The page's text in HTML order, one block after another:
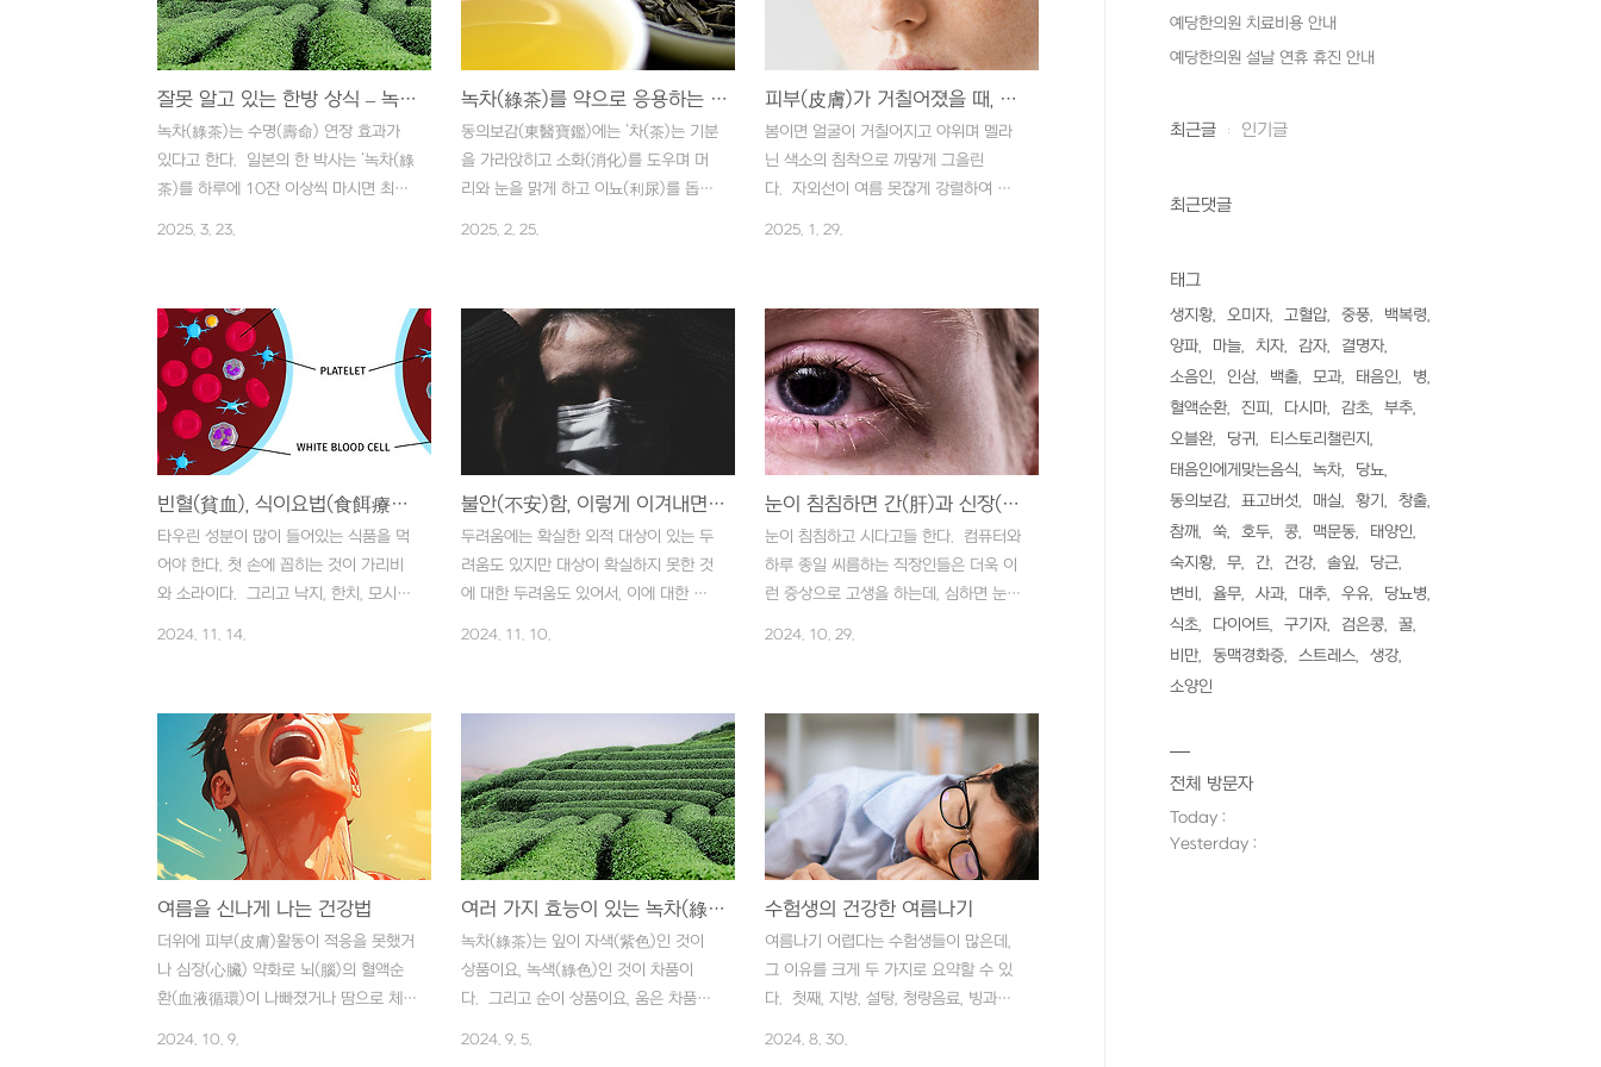
다. 역시 가장 중요한 성분은 알칼로이드
(alkaloid) 계열인 카페인(caffeine),
테오필린(theophylline) 등이며 이것이
중추신경(中樞神經), 심장(心臟), 신장
(腎臟) 등에 대해 강력한 흥분(興奮)작
용을 지니고 있다. 같은 분량끼리 비교한
다면 녹차(綠茶)는 커피(coffee)보다도
차(綠茶)를 재배하여 불교(佛敎)의 융성
과 더불어 녹차(綠茶) 마시기를 숭상하
여 운치 있는 다기(茶器)도 많이 만들어
낸 역사를 지니고 있다. 일본은 우리나라
에서 차(茶) 마시는 법을 배워갔는데도
불구하고 요즘 와서는 우리의 녹차(綠
茶) 마시는 법은 거의 없어지고 녹차(綠
르기까지..
섭취하면 수면장애(睡眠障礙), 위장장애
(胃腸障碍) 또는 심장(心臟)에 좋지 않
은 작용을 한다는 것은 누구나 다 잘 알
고 있지만, 막상 커피 대신 마실 차(茶)가
있는지를 생각해 보면, 적당한 것이 없다
는 것이 더 큰 문제이다. 녹차(綠茶), 약
차(藥茶)를 비롯해서 여러 가지 국산차
잘못 알고 있는 한방 상식 – 녹차(綠茶)는 많이 마실수록 좋다?
녹차(綠茶)는 수명(壽命) 연장 효과가
있다고 한다. 일본의 한 박사는 ‘녹차(綠
茶)를 하루에 10잔 이상씩 마시면 최소
역학적 분석 방법을 활용하여 연구한 결
과라고 한다. 또 녹차(綠茶)는 심혈관
(心血管) 질환이나 암(癌) 예방에도 효
과적이라고 하며, 중금속(重金屬)의 체
내 축적을 억제하는 효과 또한 뛰어나서
카드뮴(cadmium)을 비롯하여 중금속
(重金屬) 제거 및 해독(解毒)작용에 효
과적이라고 한다. 따라서 공해(公害)에
무방비 상태로 방치된 현대인에게 녹차
(綠茶)는 가장 반가운 구세주가 아닐 수
2025. 3. 23.
녹차(綠茶)를 약으로 응용하는 방법
동의보감(東醫寶鑑)에는 ‘차(茶)는 기분
을 가라앉히고 소화(消化)를 도우며 머
리와 눈을 맑게 하고 이뇨(利尿)를 돕고
이나 눈의 충혈(充血)을 풀고 소변(小
便)을 순조롭게 배출시켜서 푸석푸석 붓
는 부종(浮腫)을 없애며, 입안이 건조해
지면서 구취(口臭)가 심할 때 좋다는 것
이다. 동의보감(東醫寶鑑)에는 또 이렇
게 표현하고 있다. ‘오래 마시면 지방(脂
肪)이 적어지고 몸이 날씬해지니 지나치
게 뚱뚱한 자는 가히 복용하도록 하
라.’ 그러니까 체지방(體脂肪)을 감소시
켜 비만증(肥滿症)을 개선하며 혈중 지
環)을 원활하게..
2025. 2. 25.
피부(皮膚)가 거칠어졌을 때, 우유식초에 녹차(綠茶)를 타서 마시면 좋다.
봄이면 얼굴이 거칠어지고 야위며 멜라
닌 색소의 침착으로 까맣게 그을린
다. 자외선이 여름 못잖게 강렬하여 기
나 봄 타는 춘곤증(春困症)에 시달려 전
신 영양의 균형이 깨져 잔주름까지 늘어
나기도 한다. 까닭에 봄을 이길 수 있는
체력을 키우는 것이 우선이다. 우선 충
분한 수면(睡眠)과 휴식(休息)이 필요하
다. ‘미인은 잠꾸러기’라는 말도 있듯이
긴장을 풀고 적당한 운동으로 마음을 이
완시켜야 한다. 피부(皮膚)는 ‘마음의 거
울’이기 때문이다. ‘변비(便祕)는 미용의
적’이므로 쾌변(快便)을 유도해야 하고
를 통해..
2025. 1. 29.
빈혈(貧血), 식이요법(食餌療法)으로 물리칠 수 있다.
타우린 성분이 많이 들어있는 식품을 먹
어야 한다. 첫 손에 꼽히는 것이 가리비
와 소라이다. 그리고 낙지, 한치, 모시조
지지만 그 수가 극단적으로 적어진
다. 어린이는 성장(成長) 장애가 일어날
수 있고 중년은 심장(心臟) 박동이 불규
칙해질 수 있다. 노년이라면 치매(癡呆)
등을 일으킬 수 있고 여성은 불임(不姙)
에 이를 수도 있다. 컴프리라는 식물에
이 성분이 많이 들어있기 때문에 유럽에
서는 컴프리를 ‘빨간 비타민’이라고 불러
왔을 정도이다. 생즙을 내어 먹어도 좋
고, 설탕에 켜켜이 재워 숙성시킨 후 마
2024. 11. 14.
불안(不安)함, 이렇게 이겨내면 된다.
두려움에는 확실한 외적 대상이 있는 두
려움도 있지만 대상이 확실하지 못한 것
에 대한 두려움도 있어서, 이에 대한 걱
막연한 두려움까지 포괄하면서도 국민적
공감대를 형성한 광범위한 불안(不安)이
고, 미래에 대한 불안(不安)이기도 해서
더더욱 우리를 불안(不安)하게 만들고
있다. 이것을 선택해도, 저것을 선택해도
모두 부정적 결과만이 나타날 것이 뻔한
상황에 처했을 때의 불안(不安)이요, 인
간으로서의 원초적 욕구와 현실적 원칙
그리고 사회적 제약 사이의 갈등에서 비
롯되는 불안(不安)이다. 사실 불안(不
펴본다 해도 이상..
2024. 11. 10.
눈이 침침하면 간(肝)과 신장(腎臟) 기능을 강화하는 것이 좋다.
눈이 침침하고 시다고들 한다. 컴퓨터와
하루 종일 씨름하는 직장인들은 더욱 이
런 증상으로 고생을 하는데, 심하면 눈물
로 눈알을 상하좌우로 굴리면서 눈동자
운동을 하는 것이 좋다. 심할 때는 찬물
에 적신 거즈 수건으로 눈꺼풀 위를 차게
해주면서 눈 주위를 중심으로 지압(指
壓)을 겸해주면 더 좋다. 겉으로만 눈을
차게 할 것이 아니라 식품도 가급적 열성
식품을 피하도록 하는 것이 좋다. 예를
들어 아이스크림, 코코아, 초콜릿 등이 열
성식품이고, 마늘, 생강, 쑥, 부추, 인삼,
꿀, 술 등도 열성식품이다. 가급적 육류
2024. 10. 29.
여름을 신나게 나는 건강법
더위에 피부(皮膚)활동이 적응을 못했거
나 심장(心臟) 약화로 뇌(腦)의 혈액순
환(血液循環)이 나빠졌거나 땀으로 체내
2024. 10. 9.
여러 가지 효능이 있는 녹차(綠茶)
녹차(綠茶)는 잎이 자색(紫色)인 것이
상품이요, 녹색(綠色)인 것이 차품이
다. 그리고 순이 상품이요, 움은 차품이
2024. 9. 5.
수험생의 건강한 여름나기
여름나기 어렵다는 수험생들이 많은데,
그 이유를 크게 두 가지로 요약할 수 있
다. 첫째, 지방, 설탕, 청량음료, 빙과류
2024. 8. 30.
예당한의원 치료비용 안내
예당한의원 설날 연휴 휴진 안내
최근글 인기글
최근댓글
태그
생지황 오미자 고혈압 중풍
백복령
양파
마늘 치자 감자
결명자
소음인
인삼 백출 모과 태음인
병
혈액순환
진피 다시마 감초
부추
오블완
당귀
티스토리챌린지
태음인에게맞는음식
녹차
당뇨
동의보감
표고버섯 매실 황기
창출
참깨
쑥 호두 콩 맥문동
태양인
숙지황
무 간 건강 솔잎
당근
변비
율무 사과 대추 우유
당뇨병
식초
다이어트 구기자 검은콩
꿀
비만
동맥경화증 스트레스
생강
소양인
전체 방문자
Today :
Yesterday :